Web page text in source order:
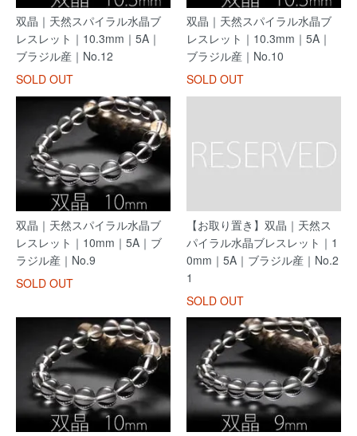
双晶｜天然スパイラル水晶ブ
レスレット｜10.3mm｜5A｜
ブラジル産｜No.12
SOLD OUT
双晶｜天然スパイラル水晶ブ
レスレット｜10.3mm｜5A｜
ブラジル産｜No.10
SOLD OUT
双晶｜天然スパイラル水晶ブ
レスレット｜10mm｜5A｜ブ
ラジル産｜No.9
SOLD OUT
【お取り置き】双晶｜天然ス
パイラル水晶ブレスレット｜1
0mm｜5A｜ブラジル産｜No.2
1
SOLD OUT